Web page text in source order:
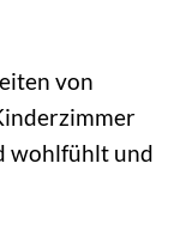
von
wohlfühlt und